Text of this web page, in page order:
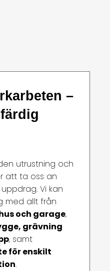
–
utrustning och
att ta oss an
Vi kan
med allt från
och garage,
grävning
, samt
för enskilt
.